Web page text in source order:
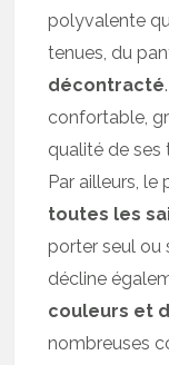
polyvalente
tenues, du
décontracté
confortable,
qualité de ses
Par ailleurs,
toutes les
porter seul ou
décline
couleurs et
nombreuses